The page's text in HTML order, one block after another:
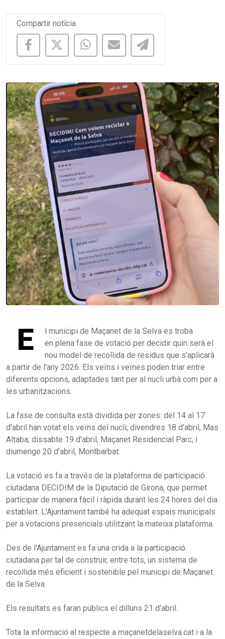
Compartir notícia
E
l municipi de Maçanet de la Selva es troba
en plena fase de votació per decidir quin serà el
nou model de recollida de residus que s'aplicarà
a partir de l'any 2026. Els veïns i veïnes poden triar entre
diferents opcions, adaptades tant per al nucli urbà com per a
les urbanitzacions.
La fase de consulta està dividida per zones: del 14 al 17
d'abril han votat els veïns del nucli; divendres 18 d'abril, Mas
Altaba; dissabte 19 d'abril, Maçanet Residencial Parc; i
diumenge 20 d'abril, Montbarbat.
La votació es fa a través de la plataforma de participació
ciutadana DECIDIM de la Diputació de Girona, que permet
participar de manera fàcil i ràpida durant les 24 hores del dia
establert. L'Ajuntament també ha adequat espais municipals
per a votacions presencials utilitzant la mateixa plataforma.
Des de l'Ajuntament es fa una crida a la participació
ciutadana per tal de construir, entre tots, un sistema de
recollida més eficient i sostenible pel municipi de Maçanet
de la Selva.
Els resultats es faran públics el dilluns 21 d'abril.
Tota la informació al respecte a maçanetdelaselva.cat i a la